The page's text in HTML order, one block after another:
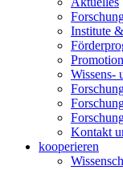
Institute
Wissens-
Kontakt
kooperieren